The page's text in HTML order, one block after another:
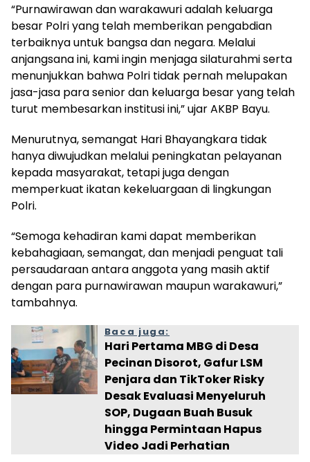
“Purnawirawan dan warakawuri adalah keluarga
besar Polri yang telah memberikan pengabdian
terbaiknya untuk bangsa dan negara. Melalui
anjangsana ini, kami ingin menjaga silaturahmi serta
menunjukkan bahwa Polri tidak pernah melupakan
jasa-jasa para senior dan keluarga besar yang telah
turut membesarkan institusi ini,” ujar AKBP Bayu.
Menurutnya, semangat Hari Bhayangkara tidak
hanya diwujudkan melalui peningkatan pelayanan
kepada masyarakat, tetapi juga dengan
memperkuat ikatan kekeluargaan di lingkungan
Polri.
“Semoga kehadiran kami dapat memberikan
kebahagiaan, semangat, dan menjadi penguat tali
persaudaraan antara anggota yang masih aktif
dengan para purnawirawan maupun warakawuri,”
tambahnya.
Baca juga:
Hari Pertama MBG di Desa
Pecinan Disorot, Gafur LSM
Penjara dan TikToker Risky
Desak Evaluasi Menyeluruh
SOP, Dugaan Buah Busuk
hingga Permintaan Hapus
Video Jadi Perhatian